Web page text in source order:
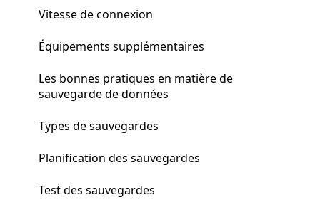
Vitesse de connexion
Équipements supplémentaires
Les bonnes pratiques en matière de
sauvegarde de données
Types de sauvegardes
Planification des sauvegardes
Test des sauvegardes